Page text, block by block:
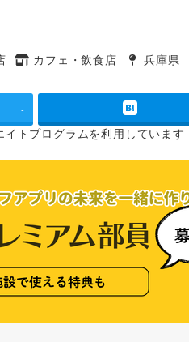
タグ
カフェ・飲食店
タグ
兵庫県
-
イトプログラムを利用しています